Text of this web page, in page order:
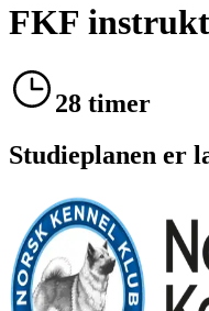
FKF
28 timer
Studieplanen er